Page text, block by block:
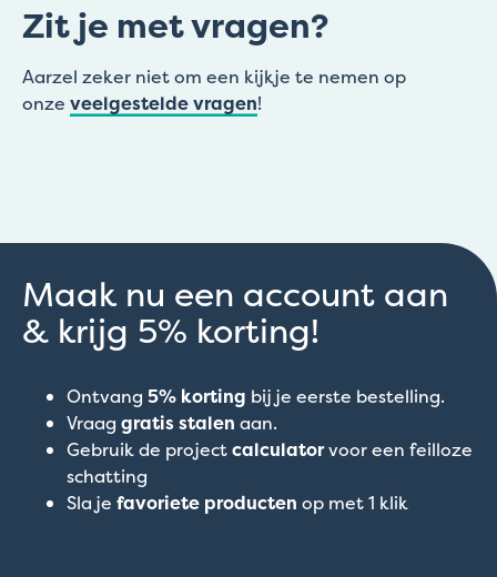
Zit je met vragen?
Aarzel zeker niet om een kijkje te nemen op
onze veelgestelde vragen!
Maak nu een account aan
& krijg 5% korting!
Ontvang 5% korting bij je eerste bestelling.
Vraag gratis stalen aan.
Gebruik de projectcalculatorvoor een feilloze
schatting
Sla je favoriete producten op met 1 klik